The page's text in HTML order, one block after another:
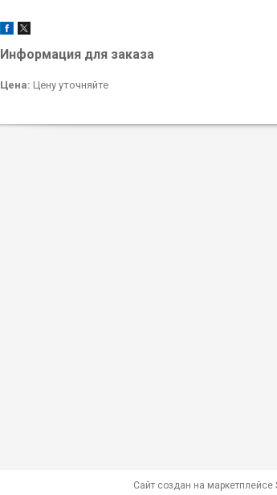
Информация для заказа
Цена: Цену уточняйте
Сайт создан на маркетплейсе